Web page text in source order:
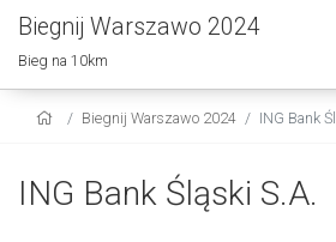
Biegnij Warszawo 2024
Bieg na 10km
Biegnij Warszawo 2024 ING Bank
ING Bank Śląski S.A.